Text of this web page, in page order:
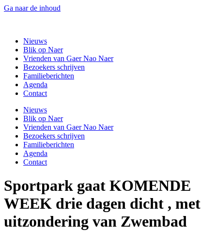
Ga naar de inhoud
Nieuws
Blik op Naer
Vrienden van Gaer Nao Naer
Bezoekers schrijven
Familieberichten
Agenda
Contact
Nieuws
Blik op Naer
Vrienden van Gaer Nao Naer
Bezoekers schrijven
Familieberichten
Agenda
Contact
Sportpark gaat KOMENDE
WEEK drie dagen dicht , met
uitzondering van Zwembad